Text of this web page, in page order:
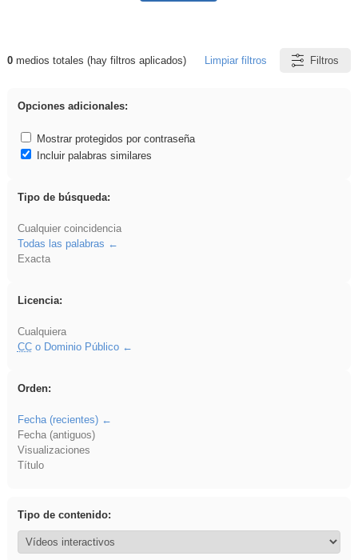
Resultados de: islamismo
0medios totales (hay filtros aplicados) Limpiar filtros Filtros
Opciones adicionales:
Mostrar protegidos por contraseña
Incluir palabras similares
Tipo de búsqueda:
Cualquier coincidencia
Todas las palabras
Exacta
Licencia:
Cualquiera
CCo Dominio Público
Orden:
Fecha (recientes)
Fecha (antiguos)
Visualizaciones
Título
Tipo de contenido: